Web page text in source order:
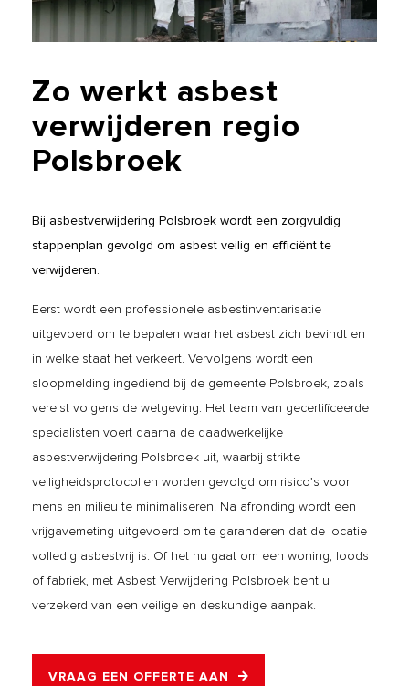
Zo werkt asbest
verwijderen regio
Polsbroek
Bij asbestverwijdering Polsbroek wordt een zorgvuldig
stappenplan gevolgd om asbest veilig en efficiënt te
verwijderen.
Eerst wordt een professionele asbestinventarisatie
uitgevoerd om te bepalen waar het asbest zich bevindt en
in welke staat het verkeert. Vervolgens wordt een
sloopmelding ingediend bij de gemeente Polsbroek, zoals
vereist volgens de wetgeving. Het team van gecertificeerde
specialisten voert daarna de daadwerkelijke
asbestverwijdering Polsbroek uit, waarbij strikte
veiligheidsprotocollen worden gevolgd om risico’s voor
mens en milieu te minimaliseren. Na afronding wordt een
vrijgavemeting uitgevoerd om te garanderen dat de locatie
volledig asbestvrij is. Of het nu gaat om een woning, loods
of fabriek, met Asbest Verwijdering Polsbroek bent u
verzekerd van een veilige en deskundige aanpak.
VRAAG EEN OFFERTE AAN